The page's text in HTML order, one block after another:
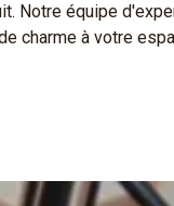
équipe
charme à votre